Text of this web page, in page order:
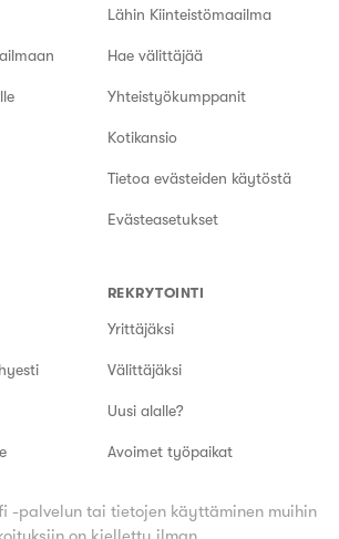
Lähin Kiinteistömaailma
Hae välittäjää
Yhteistyökumppanit
Kotikansio
Tietoa evästeiden käytöstä
Evästeasetukset
REKRYTOINTI
Yrittäjäksi
Välittäjäksi
Uusi alalle?
Avoimet työpaikat
-palvelun tai tietojen käyttäminen muihin